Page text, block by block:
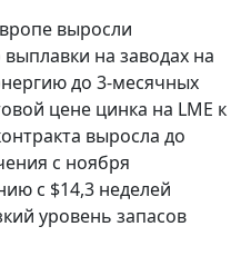
выросли
на заводах на
до 3-месячных
цене цинка на LME к
выросла до
с ноября
с $14,3 неделей
уровень запасов